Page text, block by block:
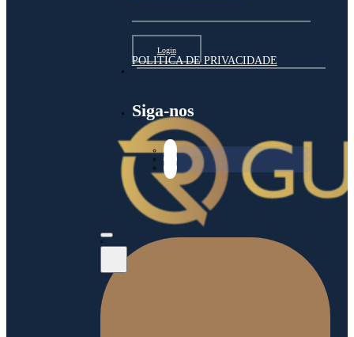
Login
POLITICA DE PRIVACIDADE
Siga-nos